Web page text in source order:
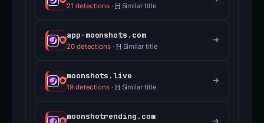
21 detections· Similar title
app-moonshots.com
20 detections· Similar title
moonshots.live
19 detections· Similar title
moonshotrending.com